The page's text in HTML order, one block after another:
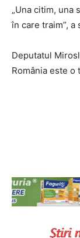
„Una citim, una
în care traim”, a
Deputatul
România este o